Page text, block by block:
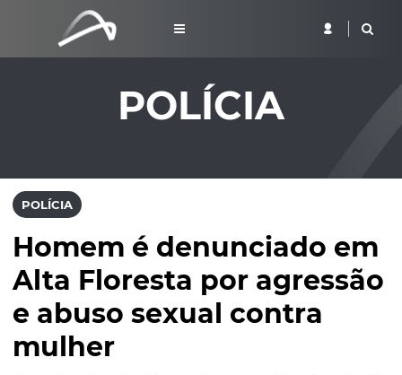
POLÍCIA
POLÍCIA
Homem é denunciado em
Alta Floresta por agressão
e abuso sexual contra
mulher